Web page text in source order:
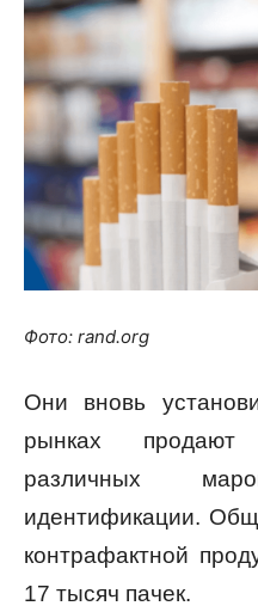
Фото: rand.org
Они вновь
рынках продают
различных
идентификации.
контрафактной
17 тысяч пачек.